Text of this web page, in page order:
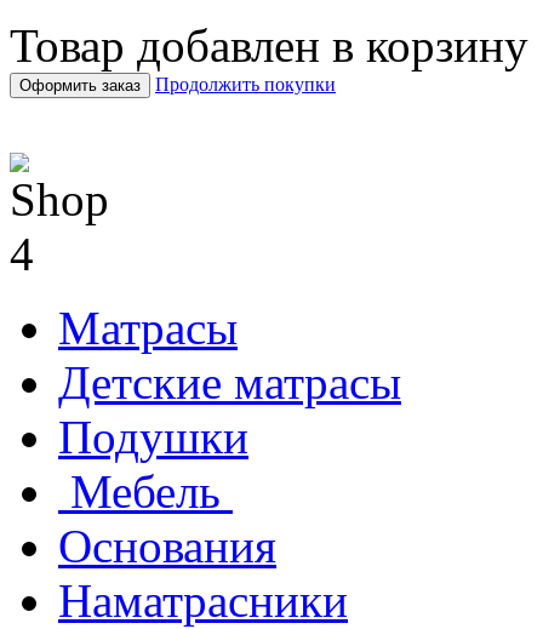
Товар добавлен в корзину
Оформить заказ Продолжить покупки
Матрасы
Детские матрасы
Подушки
Мебель
Основания
Наматрасники